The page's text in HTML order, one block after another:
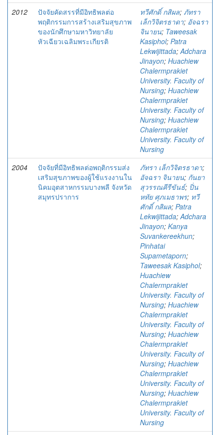
2012
ปัจจัยคัดสรรที่มีอิทธิพลต่อ
พฤติกรรมการสร้างเสริมสุขภาพ
ของนักศึกษามหาวิทยาลัย
หัวเฉียวเฉลิมพระเกียรติ
ทวีศักดิ์ กสิผล; ภัทรา
เล็กวิจิตรธาดา; อัจฉรา
จินายน; Taweesak
Kasiphol; Patra
Lekwijittada;Adchara
Jinayon; Huachiew
Chalermprakiet
University. Faculty of
Nursing; Huachiew
Chalermprakiet
University. Faculty of
Nursing; Huachiew
Chalermprakiet
University. Faculty of
Nursing
2004
ปัจจัยที่มีอิทธิพลต่อพฤติกรรมส่ง
เสริมสุขภาพของผู้ใช้แรงงานใน
นิคมอุตสาหกรรมบางพลี จังหวัด
สมุทรปราการ
ภัทรา เล็กวิจิตรธาดา;
อัจฉรา จินายน; กันยา
สุวรรณคีรีขันธ์; ปิ่น
หทัย ศุภเมธาพร; ทวี
ศักดิ์ กสิผล; Patra
Lekwijittada;Adchara
Jinayon; Kanya
Suvankereekhun;
Pinhatai
Supametaporn;
Taweesak Kasiphol;
Huachiew
Chalermprakiet
University. Faculty of
Nursing; Huachiew
Chalermprakiet
University. Faculty of
Nursing; Huachiew
Chalermprakiet
University. Faculty of
Nursing; Huachiew
Chalermprakiet
University. Faculty of
Nursing; Huachiew
Chalermprakiet
University. Faculty of
Nursing